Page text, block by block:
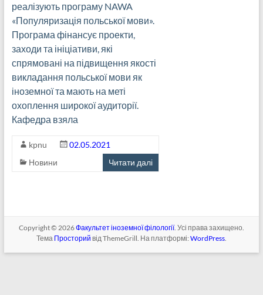
реалізують програму NAWA
«Популяризація польської мови».
Програма фінансує проекти,
заходи та ініціативи, які
спрямовані на підвищення якості
викладання польської мови як
іноземної та мають на меті
охоплення широкої аудиторії.
Кафедра взяла
kpnu
02.05.2021
Новини
Читати далі
Copyright © 2026Факультет іноземної філології. Усі права захищено.
Тема Просторий від ThemeGrill. На платформі: WordPress.